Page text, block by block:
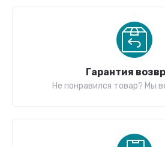
Гарантия
Не понравился товар? Мы